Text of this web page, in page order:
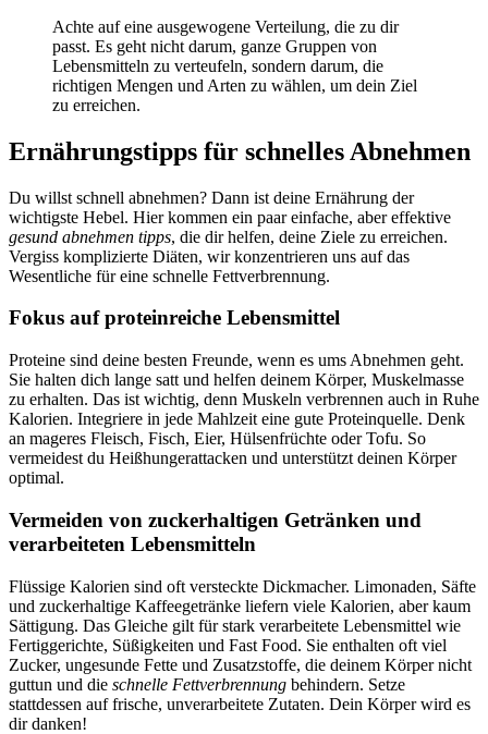
Achte auf eine ausgewogene Verteilung, die zu dir
passt. Es geht nicht darum, ganze Gruppen von
Lebensmitteln zu verteufeln, sondern darum, die
richtigen Mengen und Arten zu wählen, um dein Ziel
zu erreichen.
Ernährungstipps für schnelles Abnehmen
Du willst schnell abnehmen? Dann ist deine Ernährung der
wichtigste Hebel. Hier kommen ein paar einfache, aber effektive
gesund abnehmen tipps, die dir helfen, deine Ziele zu erreichen.
Vergiss komplizierte Diäten, wir konzentrieren uns auf das
Wesentliche für eine schnelle Fettverbrennung.
Fokus auf proteinreiche Lebensmittel
Proteine sind deine besten Freunde, wenn es ums Abnehmen geht.
Sie halten dich lange satt und helfen deinem Körper, Muskelmasse
zu erhalten. Das ist wichtig, denn Muskeln verbrennen auch in Ruhe
Kalorien. Integriere in jede Mahlzeit eine gute Proteinquelle. Denk
an mageres Fleisch, Fisch, Eier, Hülsenfrüchte oder Tofu. So
vermeidest du Heißhungerattacken und unterstützt deinen Körper
optimal.
Vermeiden von zuckerhaltigen Getränken und
verarbeiteten Lebensmitteln
Flüssige Kalorien sind oft versteckte Dickmacher. Limonaden, Säfte
und zuckerhaltige Kaffeegetränke liefern viele Kalorien, aber kaum
Sättigung. Das Gleiche gilt für stark verarbeitete Lebensmittel wie
Fertiggerichte, Süßigkeiten und Fast Food. Sie enthalten oft viel
Zucker, ungesunde Fette und Zusatzstoffe, die deinem Körper nicht
guttun und die schnelle Fettverbrennung behindern. Setze
stattdessen auf frische, unverarbeitete Zutaten. Dein Körper wird es
dir danken!